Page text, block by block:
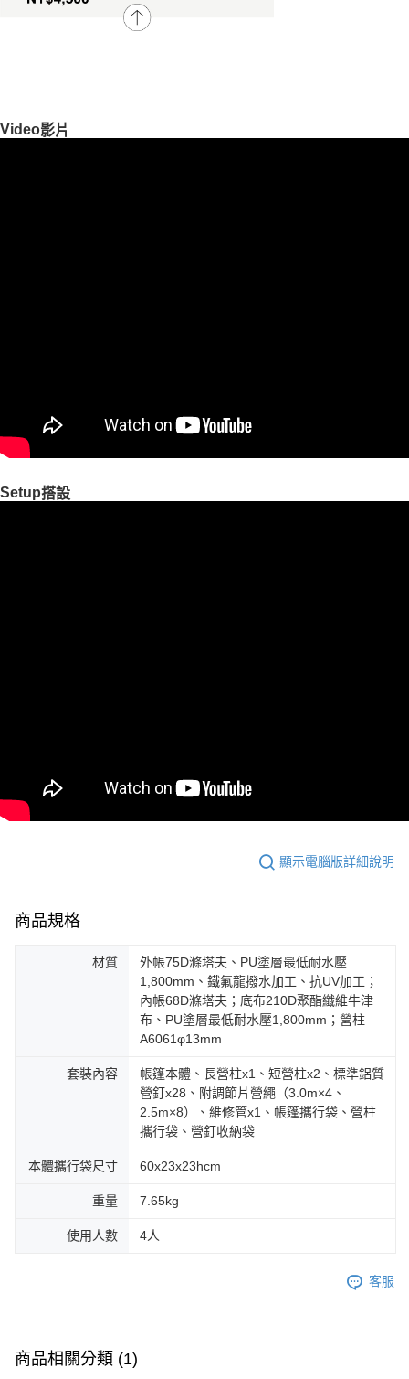
Video影片
Setup搭設
顯示電腦版詳細說明
商品規格
材質
外帳75D滌塔夫、PU塗層最低耐水壓
1,800mm、鐵氟龍撥水加工、抗UV加工；
內帳68D滌塔夫；底布210D聚酯纖維牛津
布、PU塗層最低耐水壓1,800mm；營柱
A6061φ13mm
套裝內容
帳篷本體、長營柱x1、短營柱x2、標準鋁質
營釘x28、附調節片營繩（3.0m×4、
2.5m×8）、維修管x1、帳篷攜行袋、營柱
攜行袋、營釘收納袋
本體攜行袋尺寸 60x23x23hcm
重量 7.65kg
使用人數 4人
客服
商品相關分類 (1)